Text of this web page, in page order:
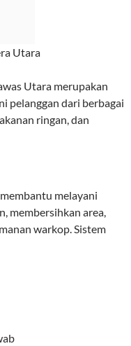
Utara
Utara merupakan
pelanggan dari berbagai
ringan, dan
melayani
membersihkan area,
warkop. Sistem